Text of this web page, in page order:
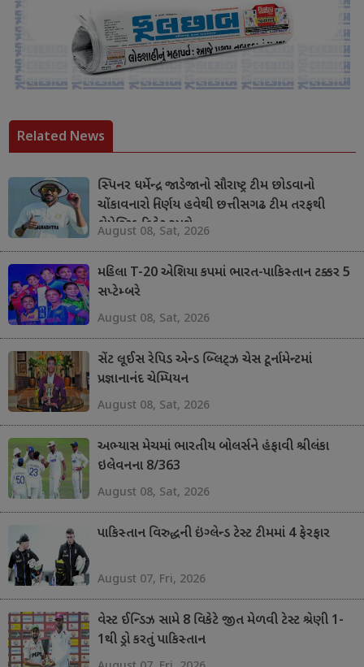
Related News
સ્પિનર ધર્મેન્દ્ર જાડેજાનો સૌરાષ્ટ્ર ટીમ છોડવાનો
ચોંકાવનારો નિર્ણય હવેથી છત્તીસગઢ ટીમ તરફથી
ડોમેસ્ટિક ક્રિકેટ રમશે
August 08, Sat, 2026
મહિલા T-20 એશિયા કપમાં ભારત-પાકિસ્તાન ટક્કર 5
સપ્ટેમ્બરે
August 08, Sat, 2026
સેંટ લૂઈસ રેપિડ એન્ડ બ્લિટ્ઝ ચેસ ટૂર્નામેન્ટમાં
પ્રજ્ઞાનાનંદ ચેમ્પિયન
August 08, Sat, 2026
અભ્યાસ મેચમાં ભારતીય બોલર્સને હંફાવી શ્રીલંકા
ઇલેવનના 8/363
August 08, Sat, 2026
પાકિસ્તાન વિરુદ્ધની ઇંગ્લેન્ડ ટેસ્ટ ટીમમાં 4 ફેરફાર
August 07, Fri, 2026
વેસ્ટ ઈન્ડિઝ સામે 8 વિકેટે જીત મેળવી ટેસ્ટ શ્રેણી 1-
1થી ડ્રો કરતું પાકિસ્તાન